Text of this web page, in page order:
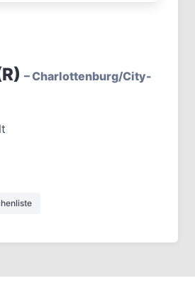
– Charlottenburg/City-